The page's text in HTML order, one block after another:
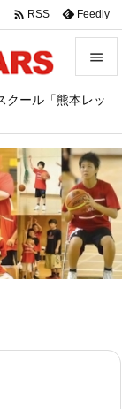
クール「熊本レッ



サイド

前へ

次へ

 RSS Feedly